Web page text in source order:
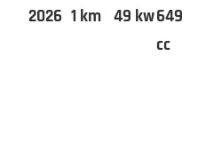
2026 1 km 49 kw649
cc